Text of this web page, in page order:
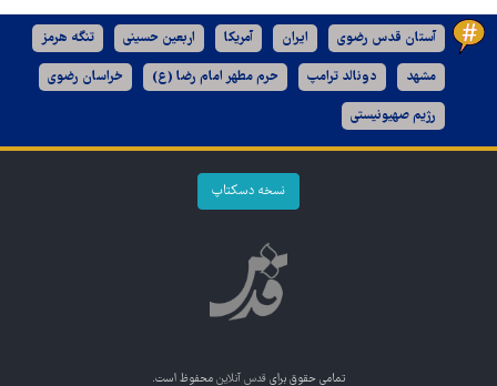
آستان قدس رضوی ایران آمریکا اربعین حسینی تنگه هرمز
مشهد دونالد ترامپ حرم مطهر امام رضا (ع) خراسان رضوی
رژیم صهیونیستی
نسخه دسکتاپ
تمامی حقوق برای قدس آنلاین محفوظ است.